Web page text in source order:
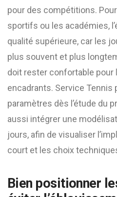
pour des compétitions.
sportifs ou les académies,
qualité supérieure, car les
plus souvent et plus
doit rester confortable
encadrants. Service Tennis
paramètres dès l’étude du
aussi intégrer une
jours, afin de visualiser
court et les choix
Bien positionner